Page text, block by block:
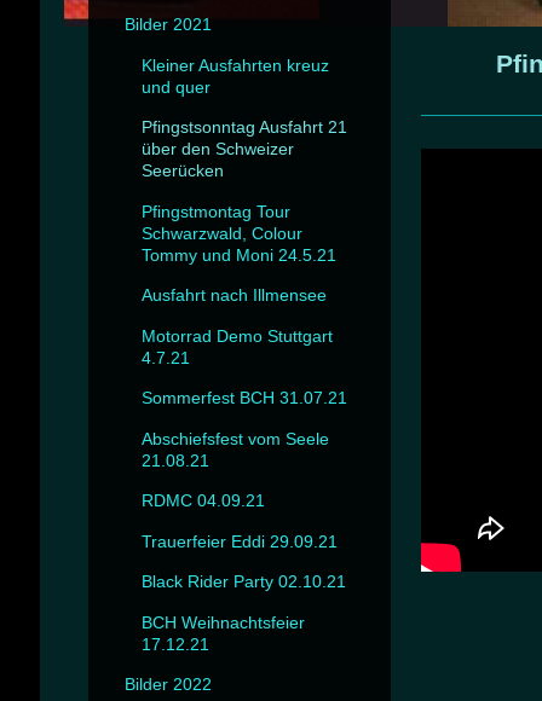
Bilder 2021
Kleiner Ausfahrten kreuz
und quer
Pfingstsonntag Ausfahrt 21
über den Schweizer
Seerücken
Pfingstmontag Tour
Schwarzwald, Colour
Tommy und Moni 24.5.21
Ausfahrt nach Illmensee
Motorrad Demo Stuttgart
4.7.21
Sommerfest BCH 31.07.21
Abschiefsfest vom Seele
21.08.21
RDMC 04.09.21
Trauerfeier Eddi 29.09.21
Black Rider Party 02.10.21
BCH Weihnachtsfeier
17.12.21
Bilder 2022